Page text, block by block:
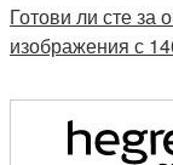
Готови ли сте за
изображения с